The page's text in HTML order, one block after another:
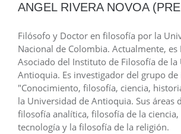
ANGEL RIVERA NOVOA
Filósofo y Doctor en filosofía por la
Nacional de Colombia. Actualmente, es
Asociado del Instituto de Filosofía de la
Antioquia. Es investigador del grupo de
"Conocimiento, filosofía, ciencia,
la Universidad de Antioquia. Sus áreas
filosofía analítica, filosofía de la
tecnología y la filosofía de la religión.